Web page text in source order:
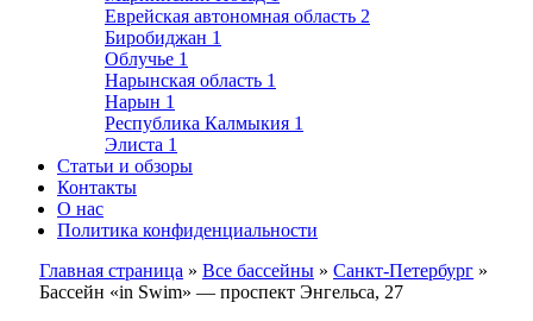
Еврейская автономная область 2
Биробиджан 1
Облучье 1
Нарынская область 1
Нарын 1
Республика Калмыкия 1
Элиста 1
Статьи и обзоры
Контакты
О нас
Политика конфиденциальности
Главная страница » Все бассейны » Санкт-Петербург »
Бассейн «in Swim» — проспект Энгельса, 27